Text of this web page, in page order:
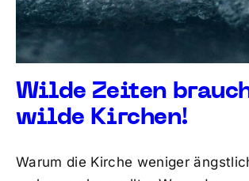
Wilde Zeiten
wilde Kirchen!
Warum die Kirche weniger